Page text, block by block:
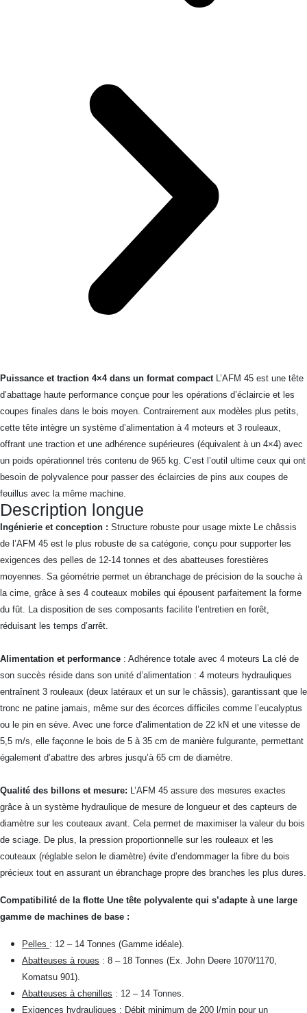
Puissance et traction 4×4 dans un format compactL’AFM 45 est une tête
d’abattage haute performance conçue pour les opérations d’éclaircie et les
coupes finales dans le bois moyen. Contrairement aux modèles plus petits,
cette tête intègre un système d’alimentation à 4 moteurs et 3 rouleaux,
offrant une traction et une adhérence supérieures (équivalent à un 4×4) avec
un poids opérationnel très contenu de 965 kg. C’est l’outil ultime ceux qui ont
besoin de polyvalence pour passer des éclaircies de pins aux coupes de
feuillus avec la même machine.
Description longue
Ingénierie et conception : Structure robuste pour usage mixte Le châssis
de l’AFM 45 est le plus robuste de sa catégorie, conçu pour supporter les
exigences des pelles de 12-14 tonnes et des abatteuses forestières
moyennes. Sa géométrie permet un ébranchage de précision de la souche à
la cime, grâce à ses 4 couteaux mobiles qui épousent parfaitement la forme
du fût. La disposition de ses composants facilite l’entretien en forêt,
réduisant les temps d’arrêt.
Alimentation et performance : Adhérence totale avec 4 moteurs La clé de
son succès réside dans son unité d’alimentation : 4 moteurs hydrauliques
entraînent 3 rouleaux (deux latéraux et un sur le châssis), garantissant que le
tronc ne patine jamais, même sur des écorces difficiles comme l’eucalyptus
ou le pin en sève. Avec une force d’alimentation de 22 kN et une vitesse de
5,5 m/s, elle façonne le bois de 5 à 35 cm de manière fulgurante, permettant
également d’abattre des arbres jusqu’à 65 cm de diamètre.
Qualité des billons et mesure: L’AFM 45 assure des mesures exactes
grâce à un système hydraulique de mesure de longueur et des capteurs de
diamètre sur les couteaux avant. Cela permet de maximiser la valeur du bois
de sciage. De plus, la pression proportionnelle sur les rouleaux et les
couteaux (réglable selon le diamètre) évite d’endommager la fibre du bois
précieux tout en assurant un ébranchage propre des branches les plus dures.
Compatibilité de la flotte Une tête polyvalente qui s’adapte à une large
gamme de machines de base :
Pelles : 12 – 14 Tonnes (Gamme idéale).
Abatteuses à roues : 8 – 18 Tonnes (Ex. John Deere 1070/1170,
Komatsu 901).
Abatteuses à chenilles : 12 – 14 Tonnes.
Exigences hydrauliques : Débit minimum de 200 l/min pour un